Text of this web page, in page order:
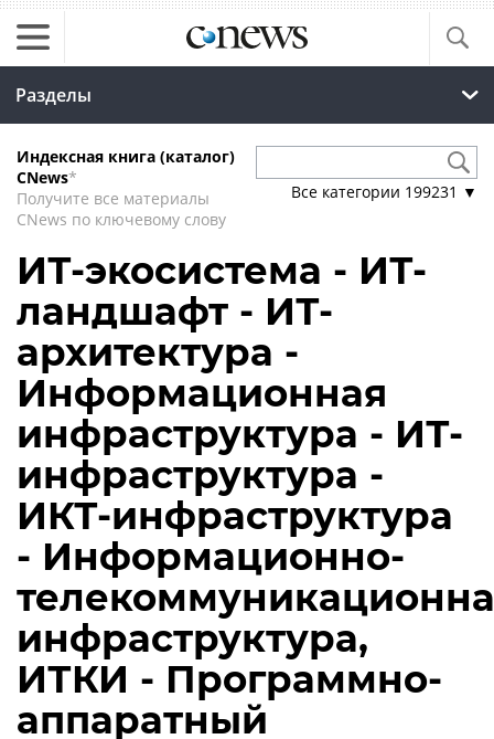
Разделы
Индексная книга (каталог)
CNews*
Получите все материалы
CNews по ключевому слову
Все категории 199231 ▼
ИТ-экосистема - ИТ-
ландшафт - ИТ-
архитектура -
Информационная
инфраструктура - ИТ-
инфраструктура -
ИКТ-инфраструктура
- Информационно-
инфраструктура,
ИТКИ - Программно-
аппаратный